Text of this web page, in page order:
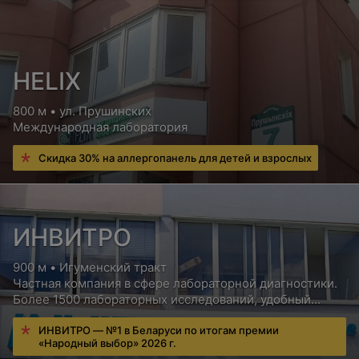
Цена по запросу
Анализ мочи по Нечипоренко
Цена по запросу
Анализ мочи по Зимницкому
Цена по запросу
Общий белок в моче
Цена по запросу
Анализ кала
Анализ кала на яйца глист
HELIX
800 м • ул. Прушинских
Международная лаборатория
Скидка 30% на аллергопанель для детей и взрослых
ИНВИТРО
900 м • Игуменский тракт
Частная компания в сфере лабораторной диагностики.
Более 1500 лабораторных исследований, удобный
сервис для пациентов, бесплатная консультация врача
ИНВИТРО — №1 в Беларуси по итогам премии
«Народный выбор» 2026 г.